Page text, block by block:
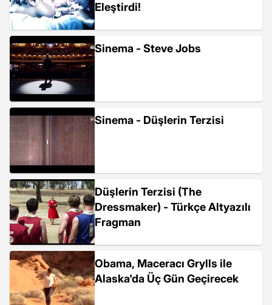
Eleştirdi!
Sinema - Steve Jobs
Sinema - Düşlerin Terzisi
Düşlerin Terzisi (The
Dressmaker) - Türkçe Altyazılı
Fragman
Obama, Maceracı Grylls ile
Alaska'da Üç Gün Geçirecek